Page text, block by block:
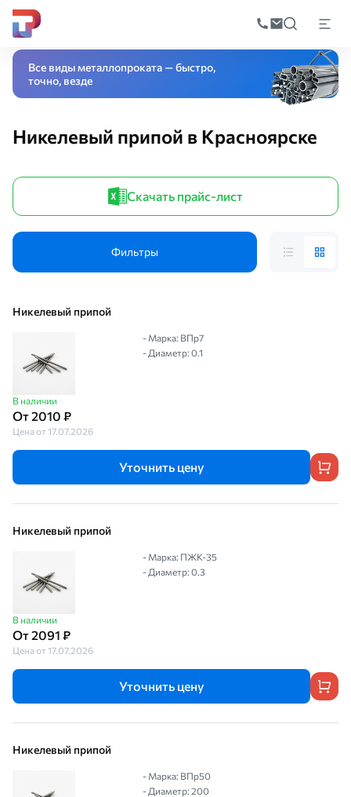
по
Главная Сварочное оборудование и инструментПрипой
Все виды металлопроката — быстро,
точно, везде
Никелевый припой в Красноярске
Скачать прайс-лист
Фильтры
Никелевый припой
В наличии
От 2010 ₽
Цена от 17.07.2026
- Марка: ВПр7
- Диаметр: 0.1
Уточнить цену
Никелевый припой
В наличии
От 2091 ₽
Цена от 17.07.2026
- Марка: ПЖК-35
- Диаметр: 0.3
Уточнить цену
Никелевый припой
- Марка: ВПр50
- Диаметр: 200